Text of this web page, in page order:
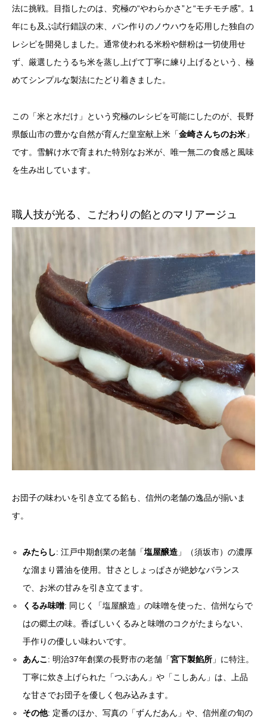
法に挑戦。目指したのは、究極の“やわらかさ”と“モチモチ感”。1
年にも及ぶ試行錯誤の末、パン作りのノウハウを応用した独自の
レシピを開発しました。通常使われる米粉や餅粉は一切使用せ
ず、厳選したうるち米を蒸し上げて丁寧に練り上げるという、極
めてシンプルな製法にたどり着きました。
この「米と水だけ」という究極のレシピを可能にしたのが、長野
県飯山市の豊かな自然が育んだ皇室献上米「金崎さんちのお米 」
です。雪解け水で育まれた特別なお米が、唯一無二の食感と風味
を生み出しています。
職人技が光る、こだわりの餡とのマリアージュ
お団子の味わいを引き立てる餡も、信州の老舗の逸品が揃いま
す。
みたらし: 江戸中期創業の老舗「塩屋醸造 」（須坂市）の濃厚
な溜まり醤油を使用。甘さとしょっぱさが絶妙なバランス
で、お米の甘みを引き立てます。
くるみ味噌: 同じく「塩屋醸造」の味噌を使った、信州ならで
はの郷土の味。香ばしいくるみと味噌のコクがたまらない、
手作りの優しい味わいです。
あんこ : 明治37年創業の長野市の老舗「宮下製餡所 」に特注。
丁寧に炊き上げられた「つぶあん」や「こしあん」は、上品
な甘さでお団子を優しく包み込みます。
その他: 定番のほか、写真の「ずんだあん」や、信州産の旬の